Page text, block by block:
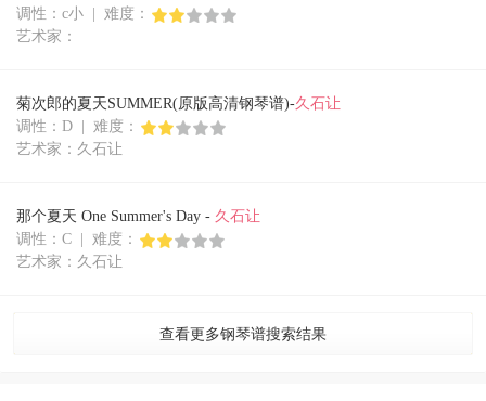
调性：c小 | 难度：
艺术家：
菊次郎的夏天SUMMER(原版高清钢琴谱)-久石让
调性：D | 难度：
艺术家：久石让
那个夏天 One Summer's Day - 久石让
调性：C | 难度：
艺术家：久石让
查看更多钢琴谱搜索结果